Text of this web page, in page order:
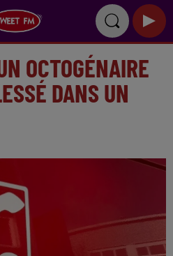
OCTOGÉNAIRE
DANS UN